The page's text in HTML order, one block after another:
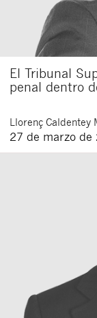
El Tribunal
penal dentro
Llorenç Caldentey
27 de marzo de